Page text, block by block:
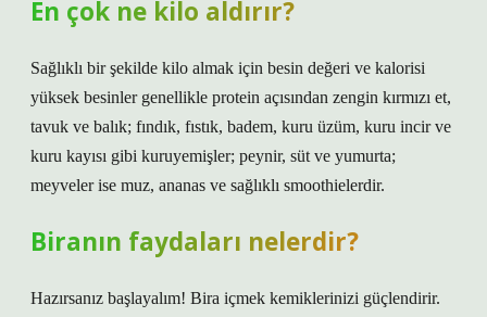
En çok ne kilo aldırır?
Sağlıklı bir şekilde kilo almak için besin değeri ve kalorisi
yüksek besinler genellikle protein açısından zengin kırmızı et,
tavuk ve balık; fındık, fıstık, badem, kuru üzüm, kuru incir ve
kuru kayısı gibi kuruyemişler; peynir, süt ve yumurta;
meyveler ise muz, ananas ve sağlıklı smoothielerdir.
Biranın faydaları nelerdir?
Hazırsanız başlayalım! Bira içmek kemiklerinizi güçlendirir.